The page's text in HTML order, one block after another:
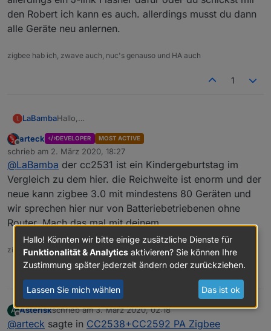
den Robert ich kann es auch. allerdings musst du dann
alle Geräte neu anlernen.
zigbee hab ich, zwave auch, nuc's genauso und HA auch
1
L LaBambaHallo,
Ich verwende noch den CC2531. Was ist dein
Problem damit?
Was kann der Stick besser als der CC2531 und
vorallem wie ist die Reichweite?
Offline
arteck DEVELOPER MOST ACTIVE
schrieb am 2. März 2020, 18:27
zuletzt editiert von
@LaBamba der cc2531 ist ein Kindergeburtstag im
Vergleich zu dem hier. die Reichweite ist enorm und der
neue kann zigbee 3.0 mit mindestens 80 Geräten und
wir sprechen hier nur von Batteriebetriebenen ohne
Router. Mach das mal mit deinem
zigbee hab ich, zwave auch, nuc's genauso und HA auch
A
Offline
Asteriskschrieb am3. März 2020, 02:18
zuletzt editiert von
@arteck sagte in CC2538+CC2592 PA Zigbee
Hallo! Könnten wir bitte einige zusätzliche Dienste für
Funktionalität & Analytics aktivieren? Sie können Ihre
Zustimmung später jederzeit ändern oder zurückziehen.
Lassen Sie mich wählen Das ist ok